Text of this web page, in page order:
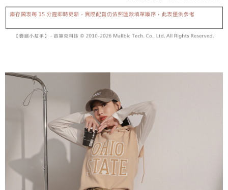
pada halaman pengesahan transaksi seterusnya.
Jika transaksi tidak disahkan dalam masa 30 minit selepas pesanan
dibuat, atau jika permohonan gagal dalam proses semakan, pesanan
[Arahan Pembayaran]
Pembayaran ansuran melalui OP Pay Later akan dibilkan secara
berasingan dan tidak termasuk dalam bil telekom anda. SMS peringatan
pembayaran akan dihantar selepas kitaran bil bulanan.
Selepas mengakses bil melalui pautan dalam SMS, anda boleh
menyelesaikan pembayaran anda melalui salah satu saluran berikut: kod
bar kedai serbaneka, kedai runcit Taiwan Mobile, pemindahan bank,
JKOPay, atau iPASS MONEY.
[Nota Penting]
dalam talian dengan SMS pembayaran atau pemberitahuan tolak aplikasi
Sila ambil perhatian bahawa tempoh pembayaran adalah 14 hari. Walau
Tempoh pembayaran dikira dari masa kedai meminta pembayaran anda,
ditambah dengan bilangan hari yang boleh dilanjutkan oleh AFTEE. Anda
boleh melanjutkan tempoh pembayaran anda sebelum anda menerima
pesanan. Walau bagaimanapun, tiada jaminan bahawa anda boleh
menerima pesanan anda semasa tempoh pembayaran (cth.: produk
prapesanan atau produk yang mungkin mengambil masa yang lebih
lama untuk dihantar). Oleh itu, anda dikehendaki membuat pembayaran
kepada AFTEE dalam tempoh sama ada anda menerima pesanan.
Kedua, Sekatan Pembayaran
1. Jumlah yang diperakui untuk pengguna kali pertama boleh sehingga
NT$10,000. Amaun diperakui sebenar yang diluluskan akan berdasarkan
NT$60/pesanan | Penghantaran percuma untuk pesanan
NT$1,600 atau lebih
已關閉，請勿下單(付取)
NT$10,000/pesanan
NT$60/pesanan | Penghantaran percuma untuk pesanan
NT$1,800 atau lebih
付款後7-11取貨
NT$60/pesanan | Penghantaran percuma untuk pesanan